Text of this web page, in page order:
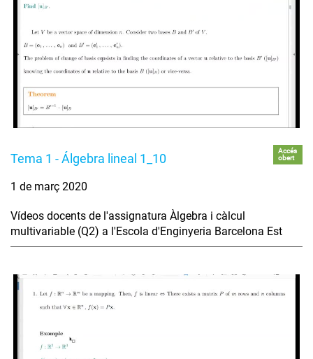
Tema 1 - Álgebra lineal 1_10
Accés
obert
1 de març 2020
Vídeos docents de l'assignatura Àlgebra i càlcul
multivariable (Q2) a l'Escola d'Enginyeria Barcelona Est